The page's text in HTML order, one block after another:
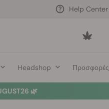
Help Center
Headshop Προσφορές
🌿